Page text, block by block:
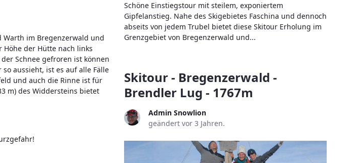
Warth im Bregenzerwald und
der Hütte nach links
Schnee gefroren ist können
aussieht, ist es auf alle Fälle
und auch die Rinne ist für
m) des Widdersteins bietet
Schöne Einstiegstour mit steilem, exponiertem
Gipfelanstieg. Nahe des Skigebietes Faschina und dennoch
abseits von jedem Trubel bietet diese Skitour Erholung im
Grenzgebiet von Bregenzerwald und...
Skitour - Bregenzerwald -
Brendler Lug - 1767m
Admin Snowlion
geändert vor 3 Jahren.